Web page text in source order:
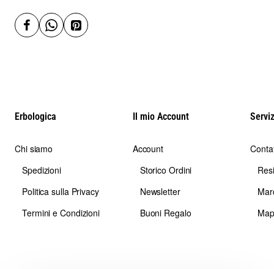
Erbologica
Chi siamo
Spedizioni
Politica sulla Privacy
Termini e Condizioni
Il mio Account
Account
Storico Ordini
Newsletter
Buoni Regalo